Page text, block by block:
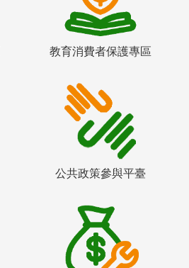
教育消費者保護專區
公共政策參與平臺